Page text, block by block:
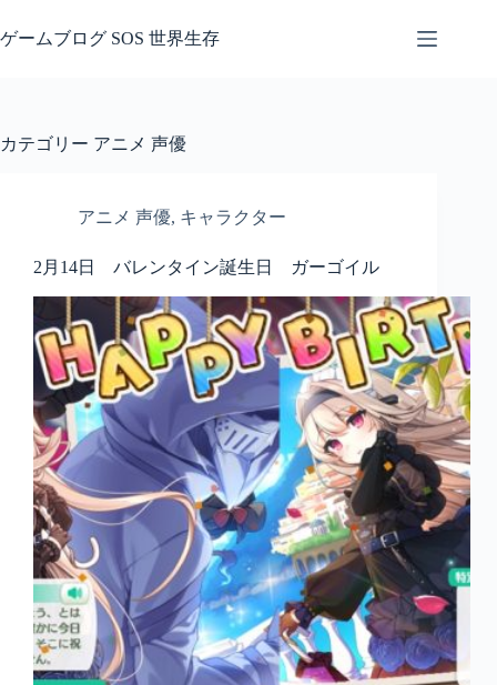
ン
ス
ゲームブログ SOS 世界生存
カテゴリー アニメ 声優
アニメ 声優, キャラクター
2月14日 バレンタイン誕生日 ガーゴイル